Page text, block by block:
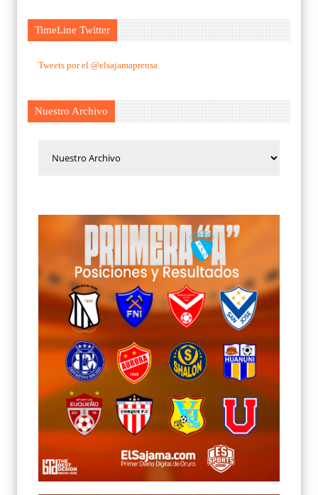
TimeLine Twitter
Tweets por el @elsajamaprensa.
Nuestro Archivo